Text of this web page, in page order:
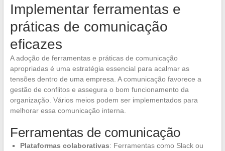
Implementar ferramentas e
práticas de comunicação
eficazes
A adoção de ferramentas e práticas de comunicação
apropriadas é uma estratégia essencial para acalmar as
tensões dentro de uma empresa. A comunicação favorece a
gestão de conflitos e assegura o bom funcionamento da
organização. Vários meios podem ser implementados para
melhorar essa comunicação interna.
Ferramentas de comunicação
Plataformas colaborativas: Ferramentas como Slack ou